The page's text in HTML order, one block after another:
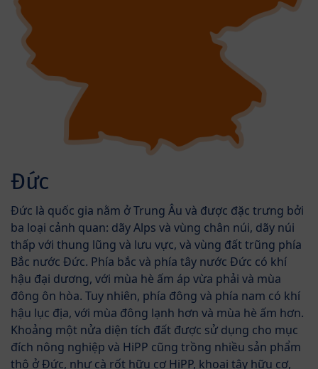
Đức
Đức là quốc gia nằm ở Trung Âu và được đặc trưng bởi
ba loại cảnh quan: dãy Alps và vùng chân núi, dãy núi
thấp với thung lũng và lưu vực, và vùng đất trũng phía
Bắc nước Đức. Phía bắc và phía tây nước Đức có khí
hậu đại dương, với mùa hè ấm áp vừa phải và mùa
đông ôn hòa. Tuy nhiên, phía đông và phía nam có khí
hậu lục địa, với mùa đông lạnh hơn và mùa hè ấm hơn.
Khoảng một nửa diện tích đất được sử dụng cho mục
đích nông nghiệp và HiPP cũng trồng nhiều sản phẩm
thô ở Đức, như cà rốt hữu cơ HiPP, khoai tây hữu cơ,